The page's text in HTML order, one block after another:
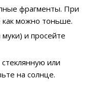
фрагменты. При
как можно тоньше.
и просейте
или
на солнце.